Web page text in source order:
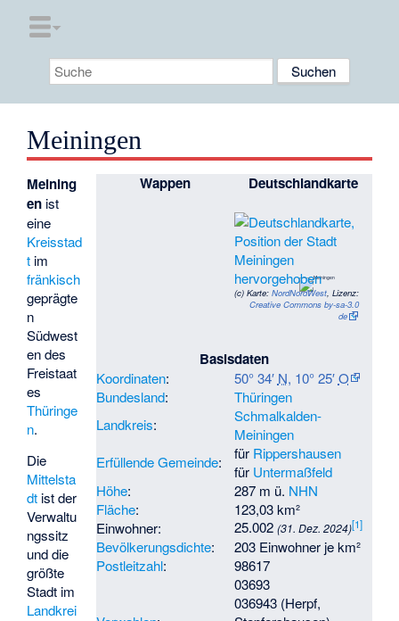
Meiningen
Wappen Deutschlandkarte
(c) Karte: NordNordWest, Lizenz:
Creative Commons by-sa-3.0
de
Basisdaten
Koordinaten: 50° 34′ N, 10° 25′O
Bundesland:
Thüringen
Landkreis:
Schmalkalden-
Meiningen
Erfüllende Gemeinde: für Rippershausen
für Untermaßfeld
Höhe: 287 m ü. NHN
Fläche:
123,03 km²
Einwohner:
25.002 (31. Dez. 2024)[1]
Bevölkerungsdichte:
203 Einwohner je km²
Postleitzahl: 98617
03693
036943 (Herpf,
Meining
en ist
eine
Kreisstad
t im
fränkisch
geprägte
n
Südwest
en des
Freistaat
es
Thüringe
n.
Die
Mittelsta
dt ist der
Verwaltu
ngssitz
und die
größte
Stadt im
Landkrei